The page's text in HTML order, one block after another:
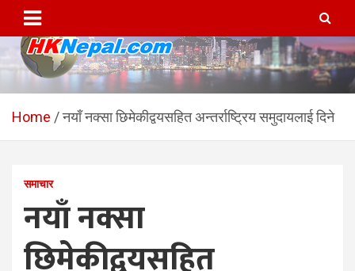
content
HKNepal.com – हङकङबाट
सञ्चालित पहिलो नेपाली अनलाईन
hknepal, hknepal.com, hk nepal, hk nepal com
Home नयाँ नक्सा छिमेकीद्वयसहित अन्तर्राष्ट्रिय समुदायलाई दिने
समाचार
नयाँ नक्सा
छिमेकीद्वयसहित